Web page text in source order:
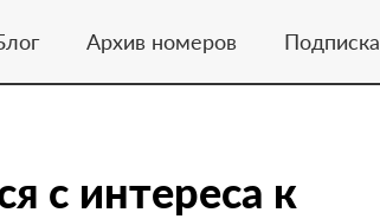
Архив номеров Подписка
с интереса к